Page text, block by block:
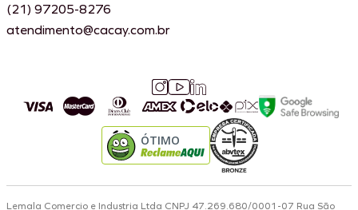
(21) 97205-8276
atendimento@cacay.com.br
ÓTIMO
Lemala Comercio e Industria Ltda CNPJ 47.269.680/0001-07 Rua São